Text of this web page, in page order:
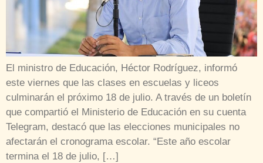
El ministro de Educación, Héctor Rodríguez, informó
este viernes que las clases en escuelas y liceos
culminarán el próximo 18 de julio. A través de un boletín
que compartió el Ministerio de Educación en su cuenta
Telegram, destacó que las elecciones municipales no
afectarán el cronograma escolar. “Este año escolar
termina el 18 de julio, […]